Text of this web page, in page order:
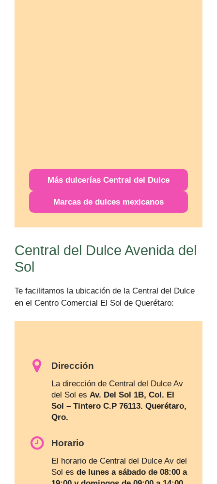
Más dulcerías Central del Dulce
Marcas de dulces mexicanos
Central del Dulce Avenida del
Sol
Te facilitamos la ubicación de la Central del Dulce
en el Centro Comercial El Sol de Querétaro:
Dirección
La dirección de Central del Dulce Av
del Sol es Av. Del Sol 1B, Col. El
Sol – Tintero C.P 76113. Querétaro,
Qro.
Horario
El horario de Central del Dulce Av del
Sol es de lunes a sábado de 08:00 a